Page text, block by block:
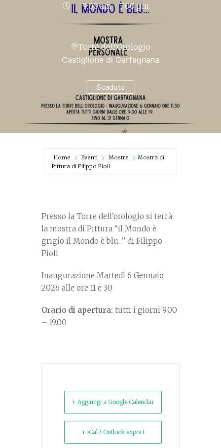
Scaduto
9:00 am - 7:00 pm
Torre dell'Orologio
Castiglione di Garfagnana
Home Eventi Mostre
Mostra di
Pittura di Filippo Pioli
Presso la Torre dell’orologio si terrà
la mostra di Pittura “il Mondo è
grigio il Mondo è blu…” di Filippo
Pioli
Inaugurazione Martedì 6 Gennaio
2026 alle ore 11 e 30
Orario di apertura: tutti i giorni 9.00
– 19.00
+ Aggiungi a Google Calendar
+ iCal / Outlook export